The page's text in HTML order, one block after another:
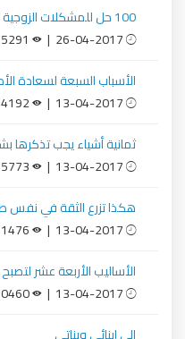
100 حل للمشكلات الزوجية
الأسباب السبعة لسعادة
ثمانية أشياء يجب تذكرها
هكذا تزرع الثقة في نفس
الأساليب الأربعة عشر لتصبح